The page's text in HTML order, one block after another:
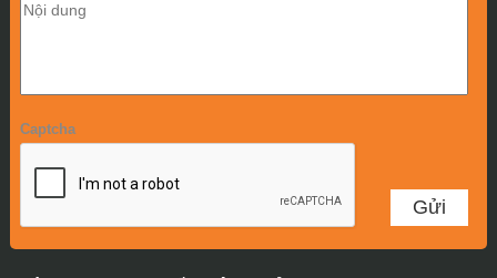
Captcha